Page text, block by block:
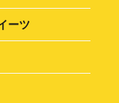
ーツ